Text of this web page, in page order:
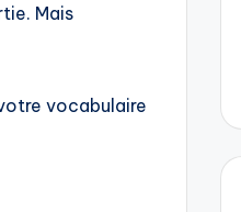
Mais
vocabulaire